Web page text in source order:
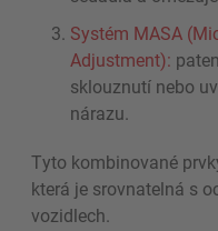
Systém MASA
Adjustment):
sklouznutí nebo
nárazu.
Tyto kombinované
která je srovnatelná s
vozidlech.